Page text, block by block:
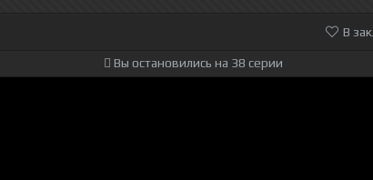
В
Вы остановились на 38 серии